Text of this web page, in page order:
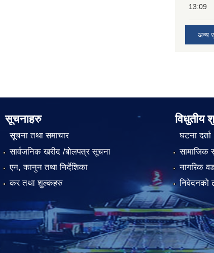
13:09
अन्य
सूचनाहरु
सूचना तथा समाचार
सार्वजनिक खरीद /बोलपत्र सूचना
एन, कानुन तथा निर्देशिका
कर तथा शुल्कहरु
विधुतीय
घटना दर्ता
सामाजिक
नागरिक
निवेदनको